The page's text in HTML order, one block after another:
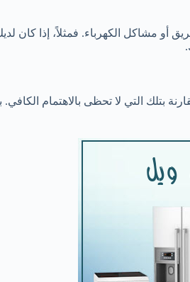
أو مشاكل الكهرباء. فمثلاً، إذا كان
بتلك التي لا تحظى بالاهتمام